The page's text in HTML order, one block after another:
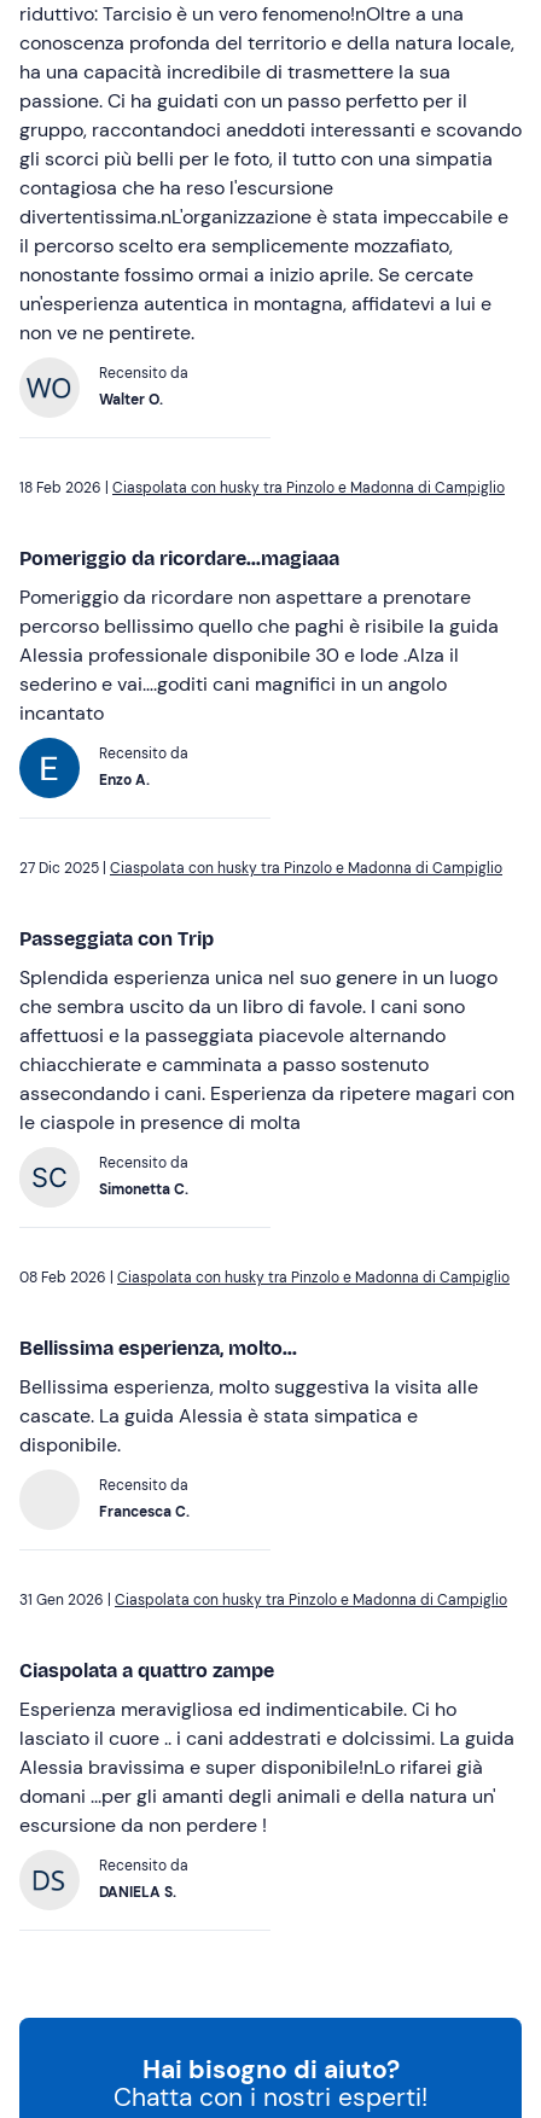
riduttivo: Tarcisio è un vero fenomeno!nOltre a una
conoscenza profonda del territorio e della natura locale,
ha una capacità incredibile di trasmettere la sua
passione. Ci ha guidati con un passo perfetto per il
gruppo, raccontandoci aneddoti interessanti e scovando
gli scorci più belli per le foto, il tutto con una simpatia
contagiosa che ha reso l'escursione
divertentissima.nL'organizzazione è stata impeccabile e
il percorso scelto era semplicemente mozzafiato,
nonostante fossimo ormai a inizio aprile. Se cercate
un'esperienza autentica in montagna, affidatevi a lui e
non ve ne pentirete.
Recensito da
Walter O.
18 Feb 2026 | Ciaspolata con husky tra Pinzolo e Madonna di Campiglio
Pomeriggio da ricordare...magiaaa
Pomeriggio da ricordare non aspettare a prenotare
percorso bellissimo quello che paghi è risibile la guida
Alessia professionale disponibile 30 e lode .Alza il
sederino e vai….goditi cani magnifici in un angolo
incantato
Recensito da
Enzo A.
27 Dic 2025 | Ciaspolata con husky tra Pinzolo e Madonna di Campiglio
Passeggiata con Trip
Splendida esperienza unica nel suo genere in un luogo
che sembra uscito da un libro di favole. I cani sono
affettuosi e la passeggiata piacevole alternando
chiacchierate e camminata a passo sostenuto
assecondando i cani. Esperienza da ripetere magari con
le ciaspole in presence di molta
Recensito da
Simonetta C.
08 Feb 2026 | Ciaspolata con husky tra Pinzolo e Madonna di Campiglio
Bellissima esperienza, molto...
Bellissima esperienza, molto suggestiva la visita alle
cascate. La guida Alessia è stata simpatica e
disponibile.
Recensito da
Francesca C.
31 Gen 2026 | Ciaspolata con husky tra Pinzolo e Madonna di Campiglio
Ciaspolata a quattro zampe
Esperienza meravigliosa ed indimenticabile. Ci ho
lasciato il cuore .. i cani addestrati e dolcissimi. La guida
Alessia bravissima e super disponibile!nLo rifarei già
domani ...per gli amanti degli animali e della natura un'
escursione da non perdere !
Recensito da
DANIELA S.
Hai bisogno di aiuto?
Chatta con i nostri esperti!